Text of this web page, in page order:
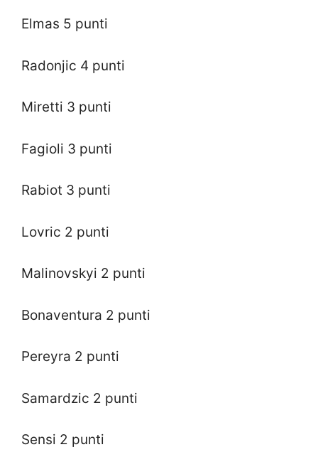
Elmas 5 punti
Radonjic 4 punti
Miretti 3 punti
Fagioli 3 punti
Rabiot 3 punti
Lovric 2 punti
Malinovskyi 2 punti
Bonaventura 2 punti
Pereyra 2 punti
Samardzic 2 punti
Sensi 2 punti